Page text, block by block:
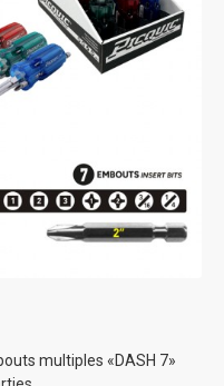
multiples «DASH 7»